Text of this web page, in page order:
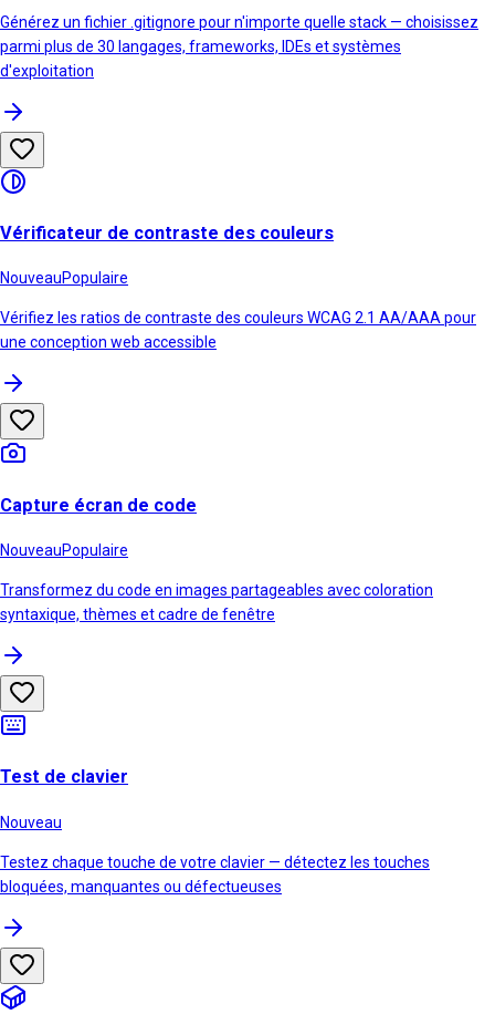
Générez un fichier .gitignore pour n'importe quelle stack — choisissez
parmi plus de 30 langages, frameworks, IDEs et systèmes
d'exploitation
Vérificateur de contraste des couleurs
NouveauPopulaire
Vérifiez les ratios de contraste des couleurs WCAG 2.1 AA/AAA pour
une conception web accessible
Capture écran de code
NouveauPopulaire
Transformez du code en images partageables avec coloration
syntaxique, thèmes et cadre de fenêtre
Test de clavier
Nouveau
Testez chaque touche de votre clavier — détectez les touches
bloquées, manquantes ou défectueuses